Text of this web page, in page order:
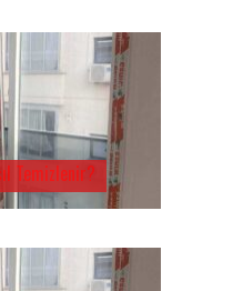
Temizlenir?